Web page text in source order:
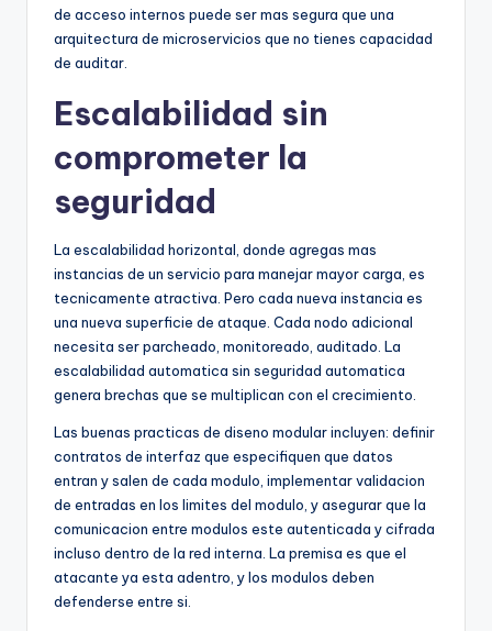
de acceso internos puede ser mas segura que una
arquitectura de microservicios que no tienes capacidad
de auditar.
Escalabilidad sin
comprometer la
seguridad
La escalabilidad horizontal, donde agregas mas
instancias de un servicio para manejar mayor carga, es
tecnicamente atractiva. Pero cada nueva instancia es
una nueva superficie de ataque. Cada nodo adicional
necesita ser parcheado, monitoreado, auditado. La
escalabilidad automatica sin seguridad automatica
genera brechas que se multiplican con el crecimiento.
Las buenas practicas de diseno modular incluyen: definir
contratos de interfaz que especifiquen que datos
entran y salen de cada modulo, implementar validacion
de entradas en los limites del modulo, y asegurar que la
comunicacion entre modulos este autenticada y cifrada
incluso dentro de la red interna. La premisa es que el
atacante ya esta adentro, y los modulos deben
defenderse entre si.